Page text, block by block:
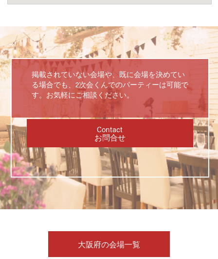
掲載されていない会場や、既に会場を決めてい
る場合でも、2次会くんでのパーティーは可能で
す。お気軽にご相談ください。
Contact
お問合せ
大阪府の会場一覧